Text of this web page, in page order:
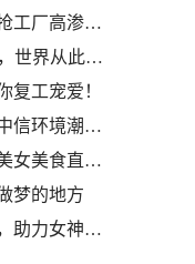
开辟营销新通路
没【玩】没了
复工宠爱！
印染中心项目
送500元苏宁卡
梦的地方
们好好爱自己